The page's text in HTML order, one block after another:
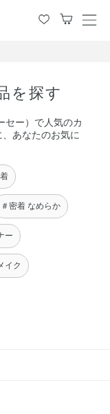
メ
を探す
セー）で人気のカ
あなたのお気に
＃密着 なめらか
ー
イク